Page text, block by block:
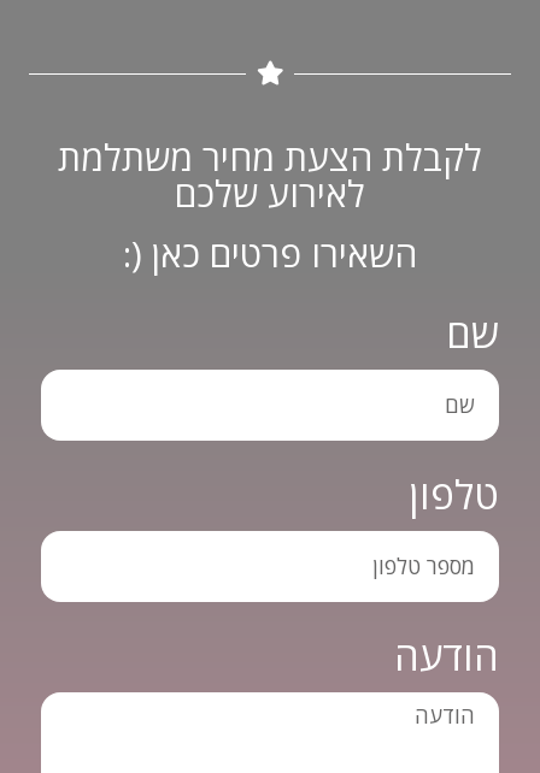
לקבלת הצעת מחיר משתלמת
לאירוע שלכם
השאירו פרטים כאן (:
שם
טלפון
הודעה